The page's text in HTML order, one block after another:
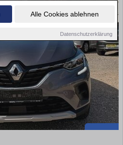
Alle Cookies ablehnen
Datenschutzerklärung